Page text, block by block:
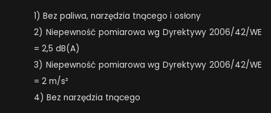
1) Bez paliwa, narzędzia tnącego i osłony
2) Niepewność pomiarowa wg Dyrektywy 2006/42/WE
= 2,5 dB(A)
3) Niepewność pomiarowa wg Dyrektywy 2006/42/WE
= 2 m/s²
4) Bez narzędzia tnącego